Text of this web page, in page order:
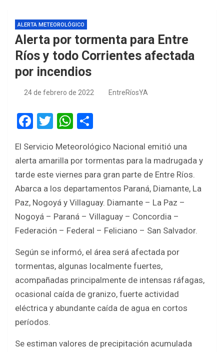
ALERTA METEOROLÓGICO
Alerta por tormenta para Entre
Ríos y todo Corrientes afectada
por incendios
24 de febrero de 2022 EntreRíosYA
F
ce
b
o
o
k
T
tt
er
W
at
s
A
p
p
ar
e
El Servicio Meteorológico Nacional emitió una
alerta amarilla por tormentas para la madrugada y
tarde este viernes para gran parte de Entre Ríos.
Abarca a los departamentos Paraná, Diamante, La
Paz, Nogoyá y Villaguay. Diamante – La Paz –
Nogoyá – Paraná – Villaguay – Concordia –
Federación – Federal – Feliciano – San Salvador.
Según se informó, el área será afectada por
tormentas, algunas localmente fuertes,
acompañadas principalmente de intensas ráfagas,
ocasional caída de granizo, fuerte actividad
eléctrica y abundante caída de agua en cortos
períodos.
Se estiman valores de precipitación acumulada